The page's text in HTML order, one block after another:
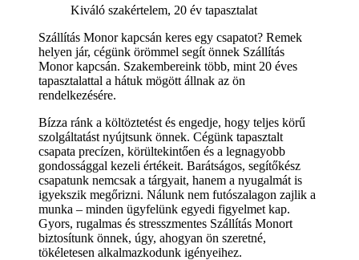
Kiváló szakértelem, 20 év tapasztalat
Szállítás Monor kapcsán keres egy csapatot? Remek
helyen jár, cégünk örömmel segít önnek Szállítás
Monor kapcsán. Szakembereink több, mint 20 éves
tapasztalattal a hátuk mögött állnak az ön
rendelkezésére.
Bízza ránk a költöztetést és engedje, hogy teljes körű
szolgáltatást nyújtsunk önnek. Cégünk tapasztalt
csapata precízen, körültekintően és a legnagyobb
gondossággal kezeli értékeit. Barátságos, segítőkész
csapatunk nemcsak a tárgyait, hanem a nyugalmát is
igyekszik megőrizni. Nálunk nem futószalagon zajlik a
munka – minden ügyfelünk egyedi figyelmet kap.
Gyors, rugalmas és stresszmentes Szállítás Monort
biztosítunk önnek, úgy, ahogyan ön szeretné,
tökéletesen alkalmazkodunk igényeihez.